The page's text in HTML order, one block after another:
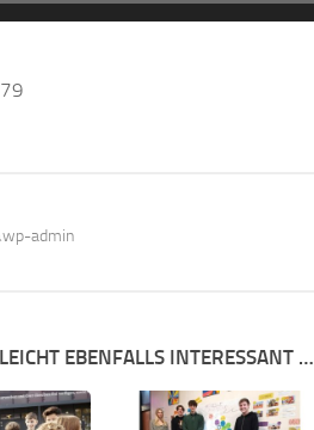
admin
EBENFALLS INTERESSANT …